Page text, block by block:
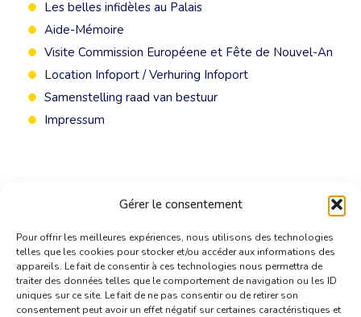
Gérer le consentement
Pour offrir les meilleures expériences, nous utilisons des technologies
telles que les cookies pour stocker et/ou accéder aux informations des
appareils. Le fait de consentir à ces technologies nous permettra de
traiter des données telles que le comportement de navigation ou les ID
uniques sur ce site. Le fait de ne pas consentir ou de retirer son
consentement peut avoir un effet négatif sur certaines caractéristiques et
Les belles infidèles au Palais
Aide-Mémoire
Visite Commission Européene et Fête de Nouvel-An
Location Infoport / Verhuring Infoport
Samenstelling raad van bestuur
Impressum